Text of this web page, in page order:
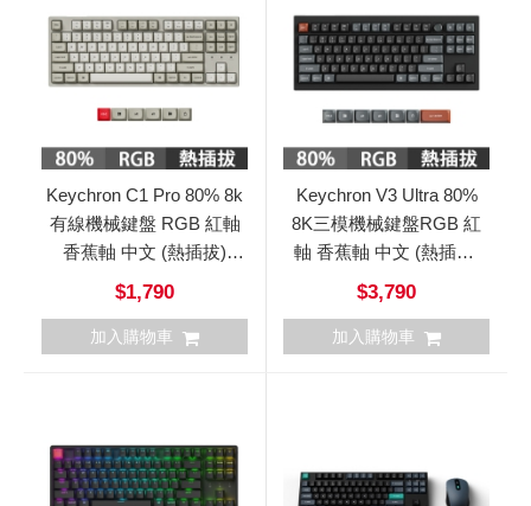
Keychron C1 Pro 80% 8k
有線機械鍵盤 RGB 紅軸
香蕉軸 中文 (熱插拔)
C1Pro
$1,790
加入購物車
Keychron V3 Ultra 80%
8K三模機械鍵盤RGB 紅
軸 香蕉軸 中文 (熱插拔)
V3Ultra
$3,790
加入購物車